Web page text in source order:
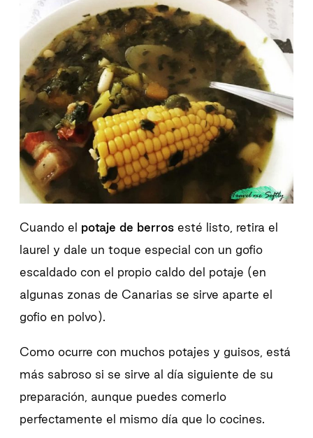
Cuando el potaje de berrosesté listo, retira el
laurel y dale un toque especial con un gofio
escaldado con el propio caldo del potaje (en
algunas zonas de Canarias se sirve aparte el
gofio en polvo).
Como ocurre con muchos potajes y guisos, está
más sabroso si se sirve al día siguiente de su
preparación, aunque puedes comerlo
perfectamente el mismo día que lo cocines.